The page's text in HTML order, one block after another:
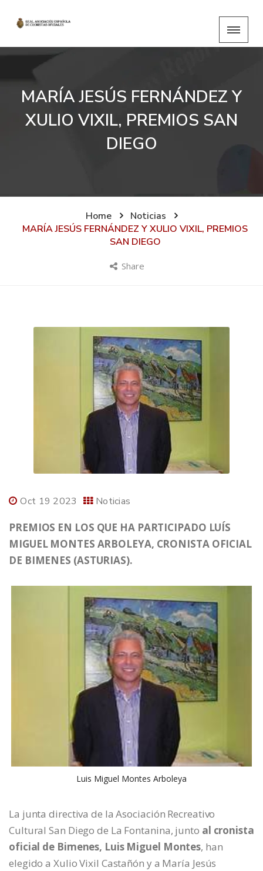
MARÍA JESÚS FERNÁNDEZ Y
XULIO VIXIL, PREMIOS SAN
DIEGO
Home
Noticias
MARÍA JESÚS FERNÁNDEZ Y XULIO VIXIL, PREMIOS
SAN DIEGO
Share
Oct 19 2023 Noticias
PREMIOS EN LOS QUE HA PARTICIPADO LUÍS
MIGUEL MONTES ARBOLEYA, CRONISTA OFICIAL
DE BIMENES (ASTURIAS).
Luis Miguel Montes Arboleya
La junta directiva de la Asociación Recreativo
Cultural San Diego de La Fontanina, junto al cronista
oficial de Bimenes, Luis Miguel Montes, han
elegido a Xulio Vixil Castañón y a María Jesús